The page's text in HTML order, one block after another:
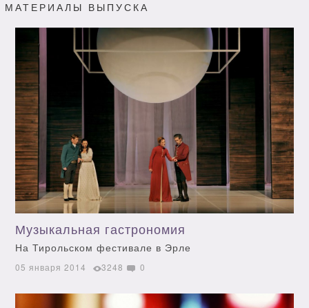
МАТЕРИАЛЫ ВЫПУСКА
Музыкальная гастрономия
На Тирольском фестивале в Эрле
05 января 2014 3248 0